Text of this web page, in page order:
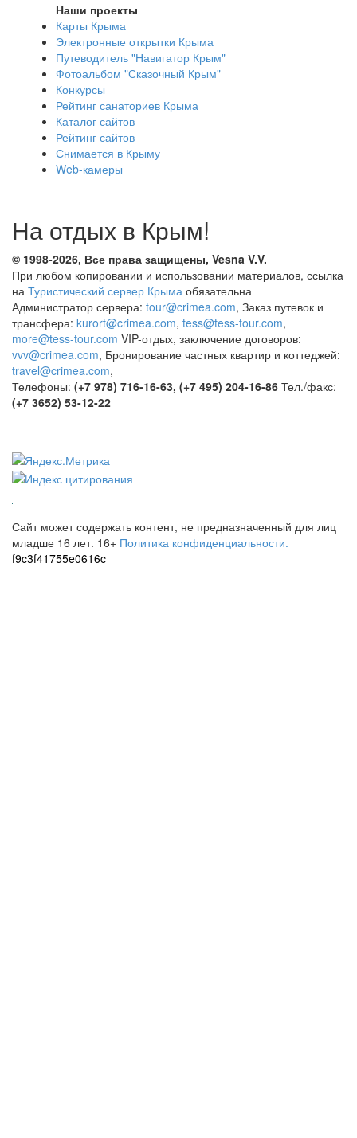
Наши проекты
Карты Крыма
Электронные открытки Крыма
Путеводитель "Навигатор Крым"
Фотоальбом "Сказочный Крым"
Конкурсы
Рейтинг санаториев Крыма
Каталог сайтов
Рейтинг сайтов
Снимается в Крыму
Web-камеры
На отдых в Крым!
© 1998-2026, Все права защищены, Vesna V.V.
При любом копировании и использовании материалов, ссылка
на Туристический сервер Крыма обязательна
Администратор сервера: tour@crimea.com, Заказ путевок и
трансфера: kurort@crimea.com, tess@tess-tour.com,
more@tess-tour.com VIP-отдых, заключение договоров:
vvv@crimea.com, Бронирование частных квартир и коттеджей:
travel@crimea.com,
Телефоны: (+7 978) 716-16-63, (+7 495) 204-16-86 Тел./факс:
(+7 3652) 53-12-22
Сайт может содержать контент, не предназначенный для лиц
младше 16 лет. 16+ Политика конфиденциальности.
f9c3f41755e0616c